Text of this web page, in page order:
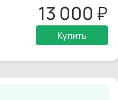
13 000
Купить